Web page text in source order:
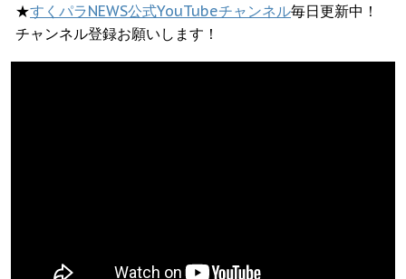
★すくパラNEWS公式YouTubeチャンネル毎日更新中！
チャンネル登録お願いします！